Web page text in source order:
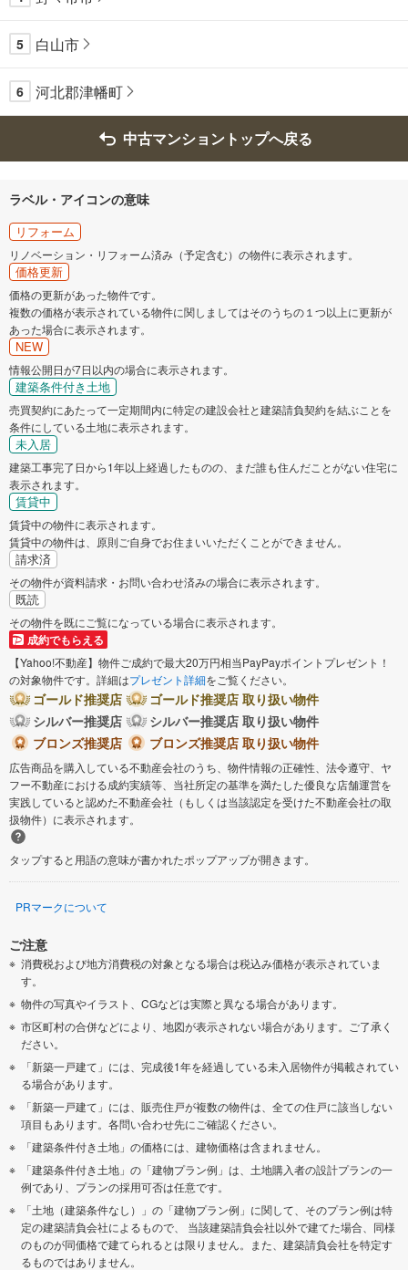
5 白山市
6 河北郡津幡町
中古マンショントップへ戻る
ラベル・アイコンの意味
リフォーム
リノベーション・リフォーム済み（予定含む）の物件に表示されます。
価格更新
価格の更新があった物件です。
複数の価格が表示されている物件に関しましてはそのうちの１つ以上に更新が
あった場合に表示されます。
NEW
情報公開日が7日以内の場合に表示されます。
建築条件付き土地
売買契約にあたって一定期間内に特定の建設会社と建築請負契約を結ぶことを
条件にしている土地に表示されます。
未入居
建築工事完了日から1年以上経過したものの、まだ誰も住んだことがない住宅に
表示されます。
賃貸中
賃貸中の物件に表示されます。
賃貸中の物件は、原則ご自身でお住まいいただくことができません。
請求済
その物件が資料請求・お問い合わせ済みの場合に表示されます。
既読
その物件を既にご覧になっている場合に表示されます。
成約でもらえる
【Yahoo!不動産】物件ご成約で最大20万円相当PayPayポイントプレゼント！
の対象物件です。詳細はプレゼント詳細をご覧ください。
ゴールド推奨店
ゴールド推奨店 取り扱い物件
シルバー推奨店
シルバー推奨店 取り扱い物件
ブロンズ推奨店
ブロンズ推奨店 取り扱い物件
広告商品を購入している不動産会社のうち、物件情報の正確性、法令遵守、ヤ
フー不動産における成約実績等、当社所定の基準を満たした優良な店舗運営を
実践していると認めた不動産会社（もしくは当該認定を受けた不動産会社の取
扱物件）に表示されます。
タップすると用語の意味が書かれたポップアップが開きます。
PRマークについて
ご注意
消費税および地方消費税の対象となる場合は税込み価格が表示されていま
す。
物件の写真やイラスト、CGなどは実際と異なる場合があります。
市区町村の合併などにより、地図が表示されない場合があります。ご了承く
ださい。
「新築一戸建て」には、完成後1年を経過している未入居物件が掲載されてい
る場合があります。
「新築一戸建て」には、販売住戸が複数の物件は、全ての住戸に該当しない
項目もあります。各問い合わせ先にご確認ください。
「建築条件付き土地」の価格には、建物価格は含まれません。
「建築条件付き土地」の「建物プラン例」は、土地購入者の設計プランの一
例であり、プランの採用可否は任意です。
「土地（建築条件なし）」の「建物プラン例」に関して、そのプラン例は特
定の建築請負会社によるもので、 当該建築請負会社以外で建てた場合、同様
のものが同価格で建てられるとは限りません。また、建築請負会社を特定す
るものではありません。